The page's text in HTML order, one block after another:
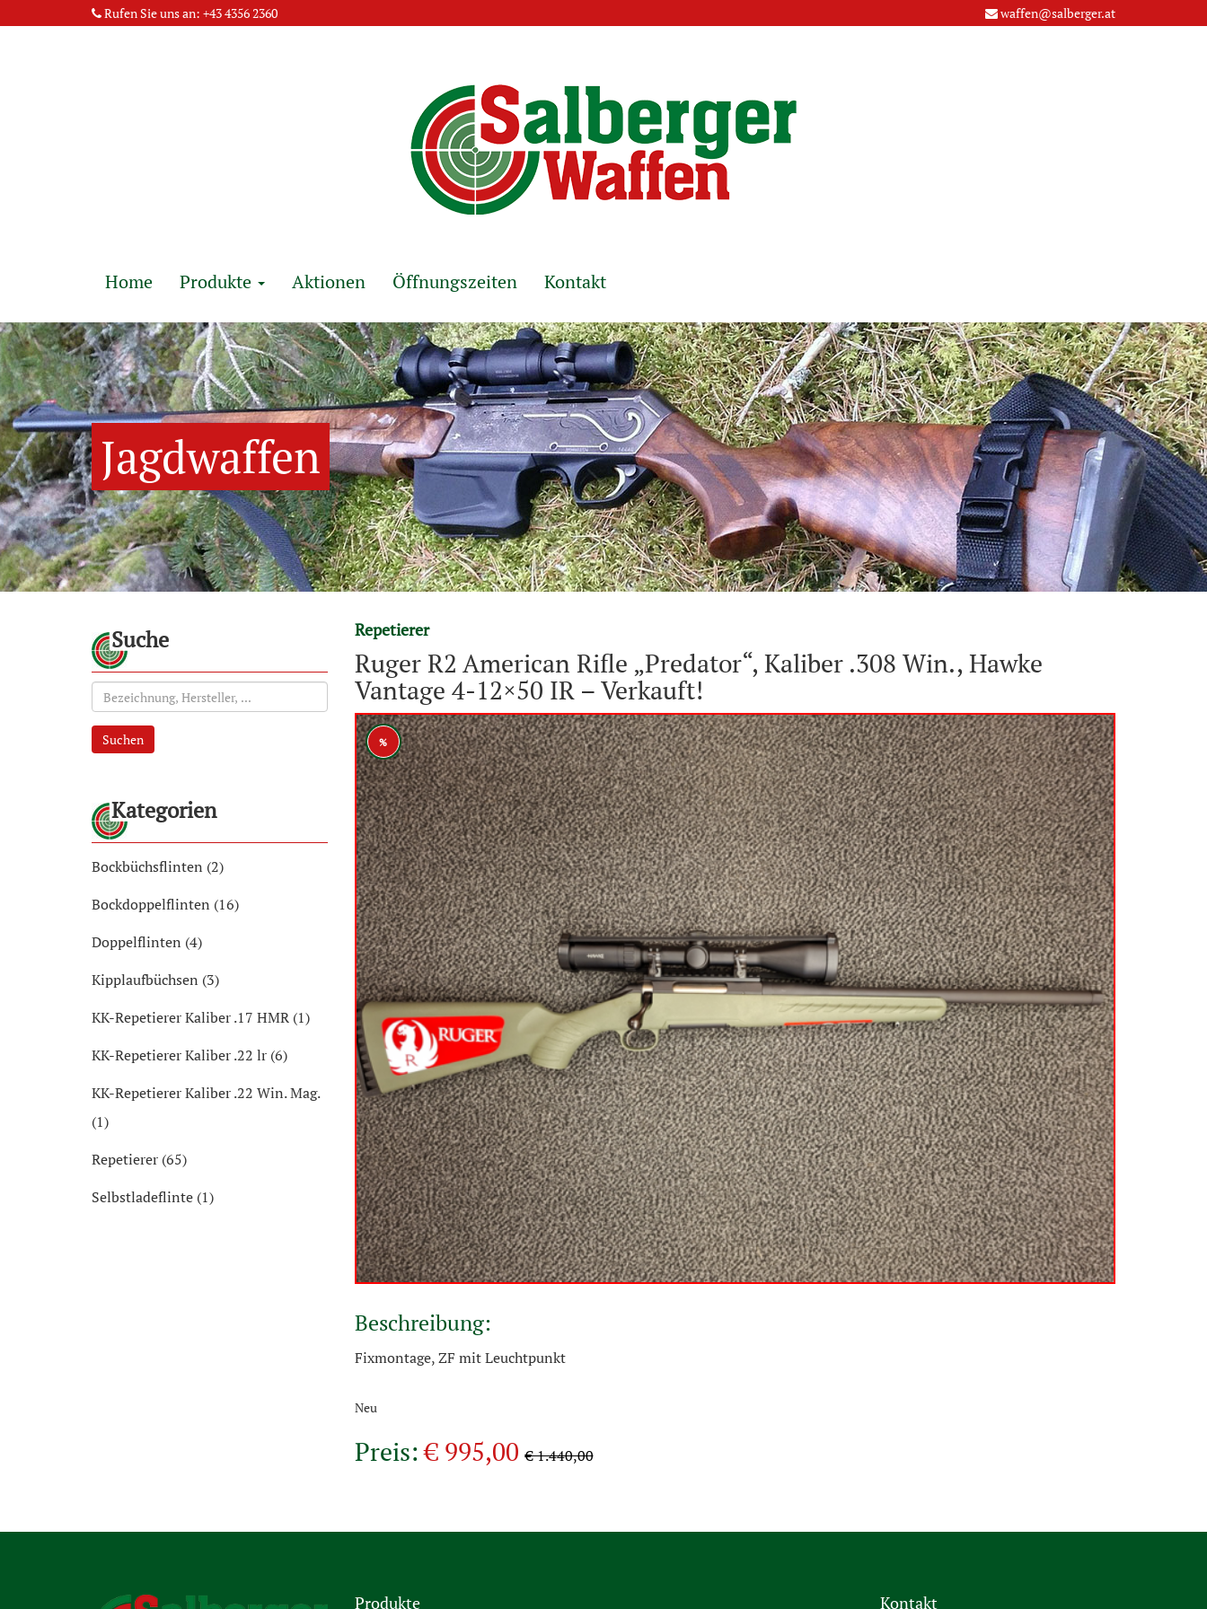
Rufen Sie uns an: +43 4356 2360 waffen@salberger.at
Home Produkte Aktionen Öffnungszeiten Kontakt
Jagdwaffen
Repetierer
Ruger R2 American Rifle „Predator“, Kaliber .308 Win., Hawke
Vantage 4-12×50 IR – Verkauft!
%
Beschreibung:
Fixmontage, ZF mit Leuchtpunkt
Neu
Preis:€ 995,00€ 1.440,00
Suche
Suchen
Kategorien
Bockbüchsflinten (2)
Bockdoppelflinten (16)
Doppelflinten (4)
Kipplaufbüchsen (3)
KK-Repetierer Kaliber .17 HMR (1)
KK-Repetierer Kaliber .22 lr (6)
KK-Repetierer Kaliber .22 Win. Mag.
(1)
Repetierer (65)
Selbstladeflinte (1)
Produkte Kontakt